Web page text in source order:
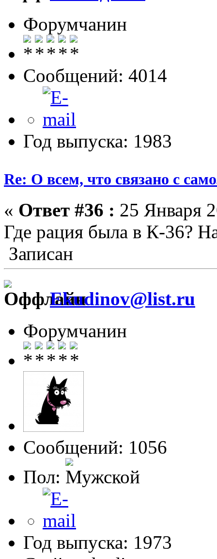
Форумчанин
Сообщений: 4014
Год выпуска: 1983
Re: О всем, что связано с
« Ответ #36 : 25 Января
Где рация была в К-36?
Записан
Ekudinov@list.ru
Форумчанин
Сообщений: 1056
Пол:
Год выпуска: 1973